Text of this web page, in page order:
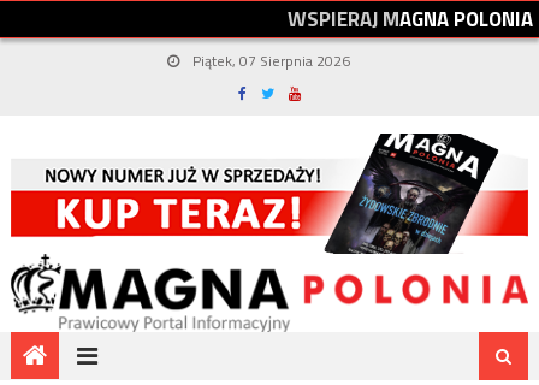
WSPIERAJMAGNAPOLONIA
Piątek, 07 Sierpnia 2026